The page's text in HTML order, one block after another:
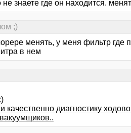
знаете где он находится.
;)
менять, у меня фильтр где
в нем
качественно диагностику